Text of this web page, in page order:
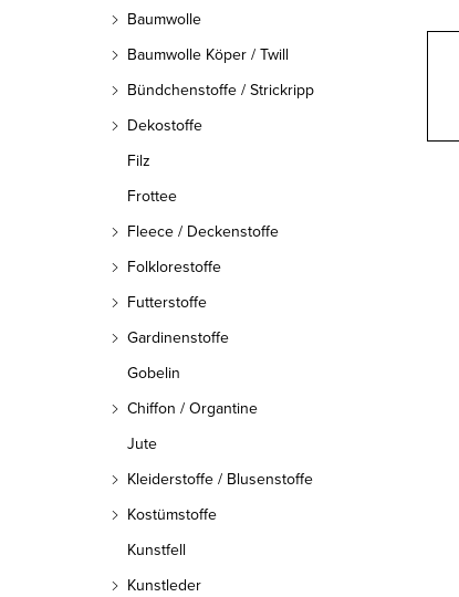
Baumwolle
Baumwolle Köper / Twill
Bündchenstoffe / Strickripp
Dekostoffe
Filz
Frottee
Fleece / Deckenstoffe
Folklorestoffe
Futterstoffe
Gardinenstoffe
Gobelin
Chiffon / Organtine
Jute
Kleiderstoffe / Blusenstoffe
Kostümstoffe
Kunstfell
Kunstleder